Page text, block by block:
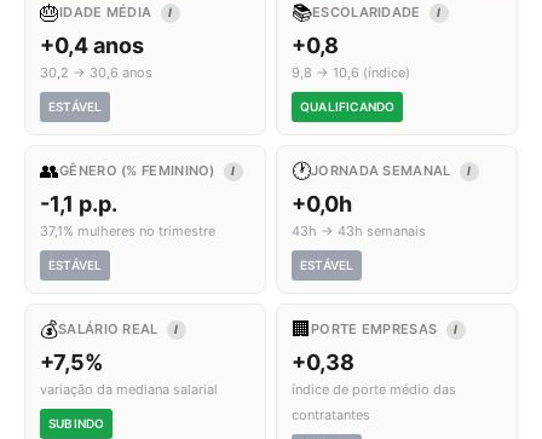
🎂IDADE MÉDIA I
+0,4 anos
30,2 → 30,6 anos
ESTÁVEL
📚ESCOLARIDADE I
+0,8
9,8 → 10,6 (índice)
QUALIFICANDO
👥GÊNERO (% FEMININO) I
-1,1 p.p.
37,1% mulheres no trimestre
ESTÁVEL
🕐JORNADA SEMANAL I
+0,0h
43h → 43h semanais
ESTÁVEL
💰SALÁRIO REAL I
+7,5%
variação da mediana salarial
SUBINDO
🏢 PORTE EMPRESAS I
+0,38
índice de porte médio das
contratantes